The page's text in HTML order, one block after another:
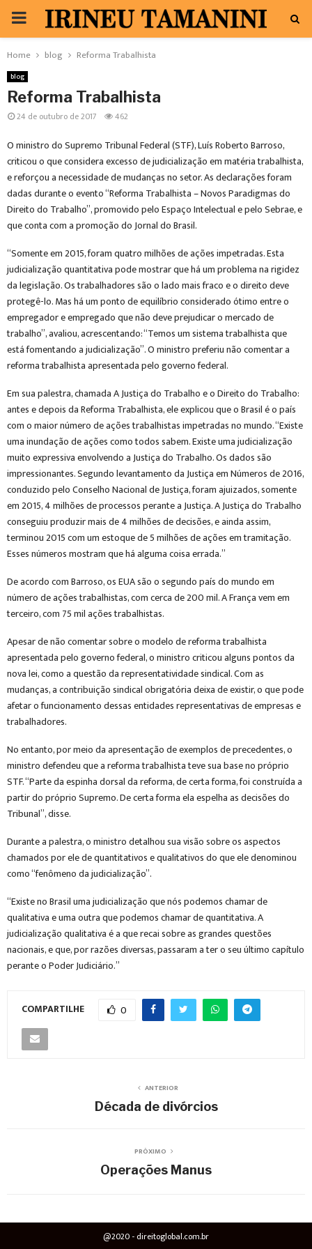
PRIMARY
MENU
Home blog Reforma Trabalhista
blog
Reforma Trabalhista
24 de outubro de 2017 462
O ministro do Supremo Tribunal Federal (STF), Luís Roberto Barroso,
criticou o que considera excesso de judicialização em matéria trabalhista,
e reforçou a necessidade de mudanças no setor. As declarações foram
dadas durante o evento “Reforma Trabalhista – Novos Paradigmas do
Direito do Trabalho”, promovido pelo Espaço Intelectual e pelo Sebrae, e
que conta com a promoção do Jornal do Brasil.
“Somente em 2015, foram quatro milhões de ações impetradas. Esta
judicialização quantitativa pode mostrar que há um problema na rigidez
da legislação. Os trabalhadores são o lado mais fraco e o direito deve
protegê-lo. Mas há um ponto de equilíbrio considerado ótimo entre o
empregador e empregado que não deve prejudicar o mercado de
trabalho”, avaliou, acrescentando: “Temos um sistema trabalhista que
está fomentando a judicialização”. O ministro preferiu não comentar a
reforma trabalhista apresentada pelo governo federal.
Em sua palestra, chamada A Justiça do Trabalho e o Direito do Trabalho:
antes e depois da Reforma Trabalhista, ele explicou que o Brasil é o país
com o maior número de ações trabalhistas impetradas no mundo. “Existe
uma inundação de ações como todos sabem. Existe uma judicialização
muito expressiva envolvendo a Justiça do Trabalho. Os dados são
impressionantes. Segundo levantamento da Justiça em Números de 2016,
conduzido pelo Conselho Nacional de Justiça, foram ajuizados, somente
em 2015, 4 milhões de processos perante a Justiça. A Justiça do Trabalho
conseguiu produzir mais de 4 milhões de decisões, e ainda assim,
terminou 2015 com um estoque de 5 milhões de ações em tramitação.
Esses números mostram que há alguma coisa errada.”
De acordo com Barroso, os EUA são o segundo país do mundo em
número de ações trabalhistas, com cerca de 200 mil. A França vem em
terceiro, com 75 mil ações trabalhistas.
Apesar de não comentar sobre o modelo de reforma trabalhista
apresentada pelo governo federal, o ministro criticou alguns pontos da
nova lei, como a questão da representatividade sindical. Com as
mudanças, a contribuição sindical obrigatória deixa de existir, o que pode
afetar o funcionamento dessas entidades representativas de empresas e
trabalhadores.
No entanto, por meio da apresentação de exemplos de precedentes, o
ministro defendeu que a reforma trabalhista teve sua base no próprio
STF. “Parte da espinha dorsal da reforma, de certa forma, foi construída a
partir do próprio Supremo. De certa forma ela espelha as decisões do
Tribunal”, disse.
Durante a palestra, o ministro detalhou sua visão sobre os aspectos
chamados por ele de quantitativos e qualitativos do que ele denominou
como “fenômeno da judicialização”.
“Existe no Brasil uma judicialização que nós podemos chamar de
qualitativa e uma outra que podemos chamar de quantitativa. A
judicialização qualitativa é a que recai sobre as grandes questões
nacionais, e que, por razões diversas, passaram a ter o seu último capítulo
perante o Poder Judiciário.”
COMPARTILHE 0
ANTERIOR
Década de divórcios
PRÓXIMO
Operações Manus
@2020 - direitoglobal.com.br